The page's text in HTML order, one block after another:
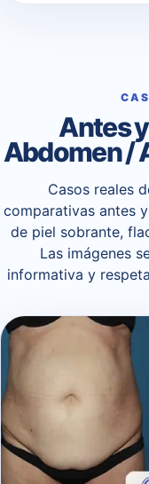
Antes
Abdomen /
Casos reales
comparativas antes
de piel sobrante,
Las imágenes
informativa y